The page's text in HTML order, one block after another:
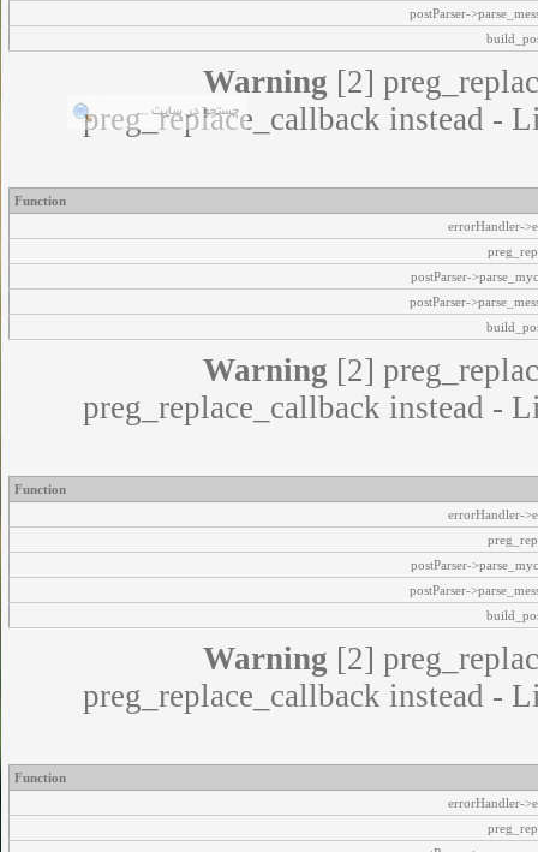
postParser-
Warning [2]
preg_replace_callback instead -
Function
errorHandler-
postParser-
postParser-
Warning [2]
preg_replace_callback instead -
Function
errorHandler-
postParser-
postParser-
Warning [2]
preg_replace_callback instead -
Function
errorHandler-